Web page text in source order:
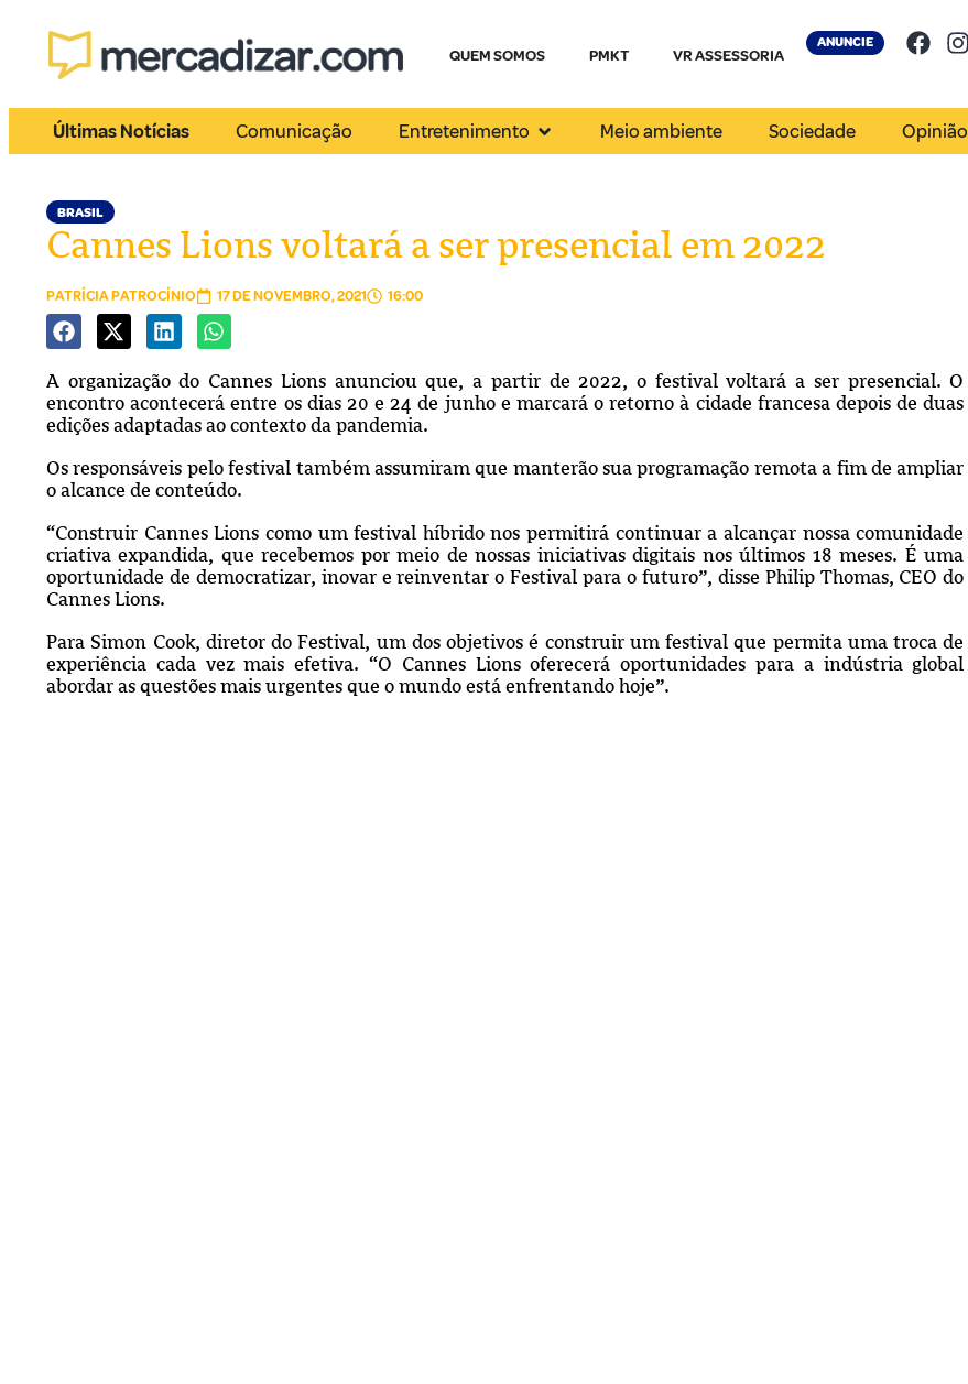
QUEM SOMOS PMKT VR ASSESSORIA
ANUNCIE
Últimas Notícias Comunicação Entretenimento Meio ambiente Sociedade Opinião
BRASIL
Cannes Lions voltará a ser presencial em 2022
PATRÍCIA PATROCÍNIO 17 DE NOVEMBRO, 2021 16:00
A organização do Cannes Lions anunciou que, a partir de 2022, o festival voltará a ser presencial. O
encontro acontecerá entre os dias 20 e 24 de junho e marcará o retorno à cidade francesa depois de duas
edições adaptadas ao contexto da pandemia.
Os responsáveis pelo festival também assumiram que manterão sua programação remota a fim de ampliar
o alcance de conteúdo.
“Construir Cannes Lions como um festival híbrido nos permitirá continuar a alcançar nossa comunidade
criativa expandida, que recebemos por meio de nossas iniciativas digitais nos últimos 18 meses. É uma
oportunidade de democratizar, inovar e reinventar o Festival para o futuro”, disse Philip Thomas, CEO do
Cannes Lions.
Para Simon Cook, diretor do Festival, um dos objetivos é construir um festival que permita uma troca de
experiência cada vez mais efetiva. “O Cannes Lions oferecerá oportunidades para a indústria global
abordar as questões mais urgentes que o mundo está enfrentando hoje”.